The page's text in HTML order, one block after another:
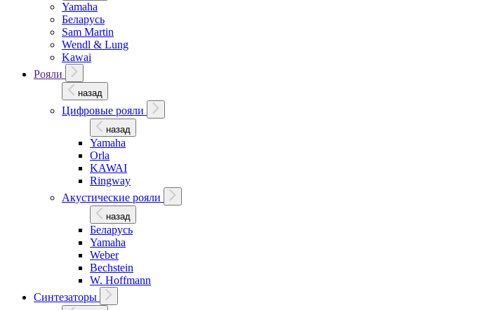
Yamaha
Беларусь
Sam Martin
Wendl & Lung
Kawai
Рояли
назад
Цифровые рояли
назад
Yamaha
Orla
KAWAI
Ringway
Акустические рояли
назад
Беларусь
Yamaha
Weber
Bechstein
W. Hoffmann
Синтезаторы